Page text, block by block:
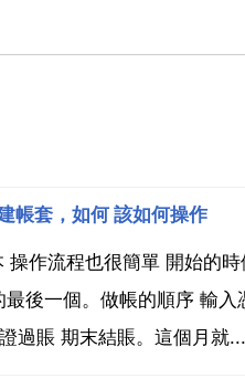
帳套，如何 該如何操作
作流程也很簡單 開始的
後一個。做帳的順序 輸
過賬 期末結賬。這個月就...